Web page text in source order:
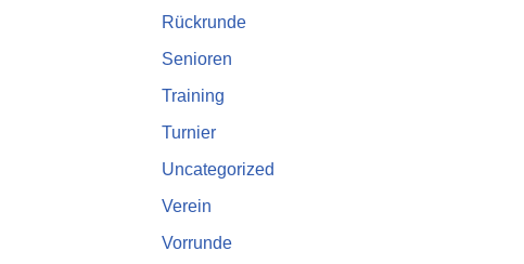
Rückrunde
Senioren
Training
Turnier
Uncategorized
Verein
Vorrunde